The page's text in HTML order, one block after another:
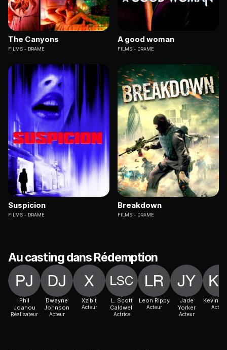
The Canyons
FILMS DRAME
A good woman
FILMS DRAME
Suspicion
FILMS DRAME
Breakdown
FILMS DRAME
Au casting dans Rédemption
Phil
Joanou
Réalisateur
Dwayne
Johnson
Acteur
Xzibit
Acteur
L. Scott
Caldwell
Actrice
Leon Rippy
Acteur
Jade
Yorker
Acteur
Kevin
Acteur